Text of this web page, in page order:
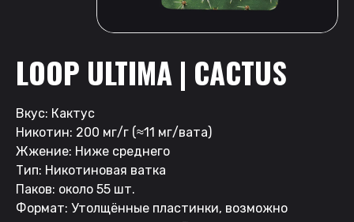
LOOP ULTIMA | CACTUS
Вкус: Кактус
Никотин: 200 мг/г (≈11 мг/вата)
Жжение: Ниже среднего
Тип: Никотиновая ватка
Паков: около 55 шт.
Формат: Утолщённые пластинки, возможно